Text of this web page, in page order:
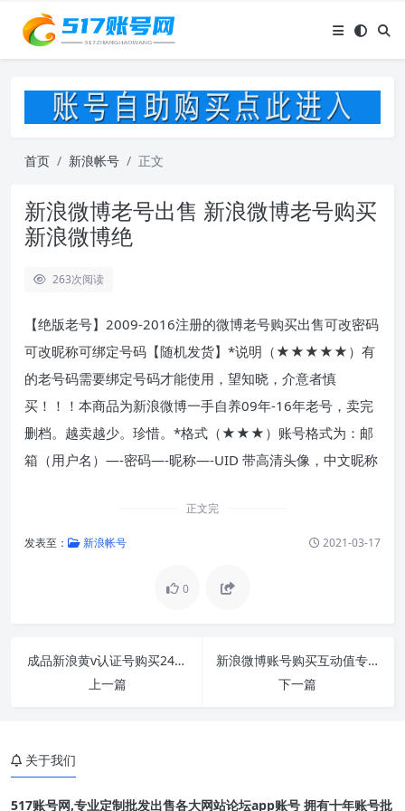
首页 新浪帐号 正文
新浪微博老号出售 新浪微博老号购买
新浪微博绝
263次阅读
【绝版老号】2009-2016注册的微博老号购买出售可改密码
可改昵称可绑定号码【随机发货】*说明（★★★★★）有
的老号码需要绑定号码才能使用，望知晓，介意者慎
买！！！本商品为新浪微博一手自养09年-16年老号，卖完
删档。越卖越少。珍惜。*格式（★★★）账号格式为：邮
箱（用户名）—-密码—-昵称—-UID 带高清头像，中文昵称
正文完
发表至： 新浪帐号 2021-03-17
0
成品新浪黄v认证号购买24小时在线交易出售
上一篇
新浪微博账号购买互动值专用小号4级【24小时自
下一篇
关于我们
517账号网,专业定制批发出售各大网站论坛app账号 拥有十年账号批